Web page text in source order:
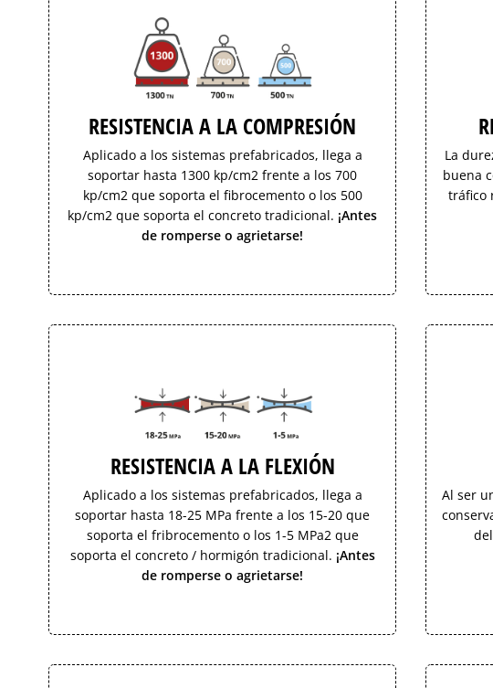
RESISTENCIA A LA COMPRESIÓN
Aplicado a los sistemas prefabricados, llega a
soportar hasta 1300 kp/cm2 frente a los 700
kp/cm2 que soporta el fibrocemento o los 500
kp/cm2 que soporta el concreto tradicional. ¡Antes
de romperse o agrietarse!
La
buena
tráfico
RESISTENCIA A LA FLEXIÓN
Aplicado a los sistemas prefabricados, llega a
soportar hasta 18-25 MPa frente a los 15-20 que
soporta el fribrocemento o los 1-5 MPa2 que
soporta el concreto / hormigón tradicional. ¡Antes
de romperse o agrietarse!
Al ser